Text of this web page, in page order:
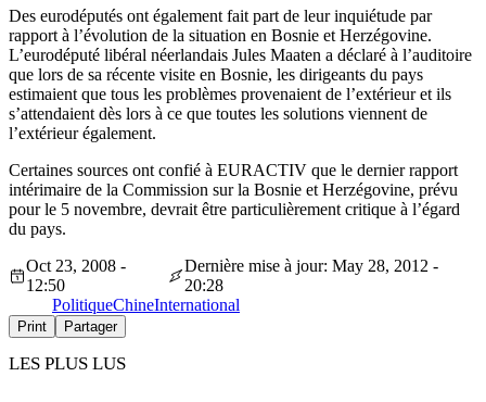
Des eurodéputés ont également fait part de leur inquiétude par
rapport à l’évolution de la situation en Bosnie et Herzégovine.
L’eurodéputé libéral néerlandais Jules Maaten a déclaré à l’auditoire
que lors de sa récente visite en Bosnie, les dirigeants du pays
estimaient que tous les problèmes provenaient de l’extérieur et ils
s’attendaient dès lors à ce que toutes les solutions viennent de
l’extérieur également.
Certaines sources ont confié à EURACTIV que le dernier rapport
intérimaire de la Commission sur la Bosnie et Herzégovine, prévu
pour le 5 novembre, devrait être particulièrement critique à l’égard
du pays.
Oct 23, 2008 -
12:50
Dernière mise à jour: May 28, 2012 -
20:28
PolitiqueChineInternational
Print Partager
LES PLUS LUS